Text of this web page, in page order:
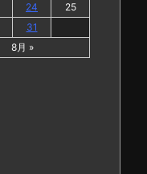
24
25
31
8月 »